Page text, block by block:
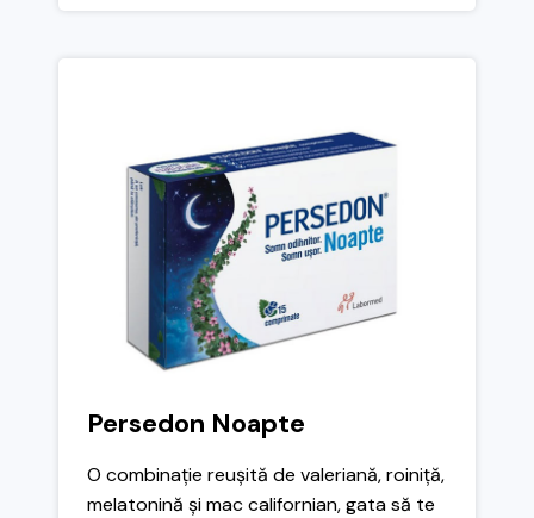
Persedon Noapte
O combinație reușită de valeriană, roiniță,
melatonină și mac californian, gata să te